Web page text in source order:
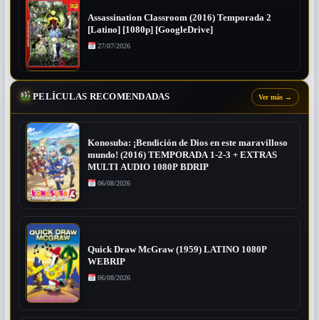
Assassination Classroom (2016) Temporada 2
[Latino] [1080p] [GoogleDrive]
27/07/2026
PELÍCULAS RECOMENDADAS Ver más →
Konosuba: ¡Bendición de Dios en este maravilloso
mundo! (2016) TEMPORADA 1-2-3 + EXTRAS
MULTI AUDIO 1080P BDRIP
06/08/2026
Quick Draw McGraw (1959) LATINO 1080P
WEBRIP
06/08/2026